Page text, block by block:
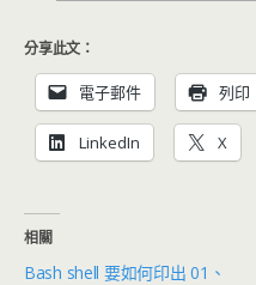
分享此文：
電子郵件 列印
LinkedIn X
相關
Bash shell 要如何印出 01、